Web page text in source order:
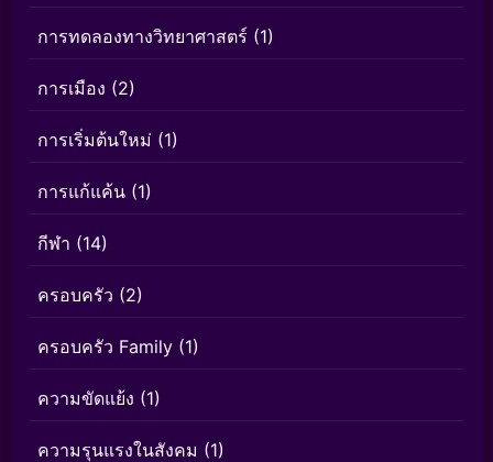
การทดลองทางวิทยาศาสตร์ (1)
การเมือง (2)
การเริ่มต้นใหม่ (1)
การแก้แค้น (1)
กีฬา (14)
ครอบครัว (2)
ครอบครัว Family (1)
ความขัดแย้ง (1)
ความรุนแรงในสังคม (1)